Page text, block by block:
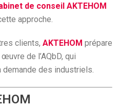
de conseil AKTEHOM
approche.
clients, AKTEHOM prépare
de l’AQbD, qui
des industriels.